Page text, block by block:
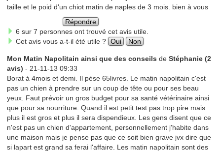
taille et le poid d'un chiot matin de naples de 3 mois. bien à vous
Répondre
6 sur 7 personnes ont trouvé cet avis utile.
Cet avis vous a-t-il été utile ? Oui Non
Mon Matin Napolitain ainsi que des conseils de Stéphanie (2
avis) - 21-11-13 09:33
Borat à 4mois et demi. Il pèse 65livres. Le matin napolitain c'est
pas un chien à prendre sur un coup de tête ou pour ses beau
yeux. Faut prévoir un gros budget pour sa santé vétérinaire ainsi
que pour sa nourriture. Quand il est petit test pas trop pire mais
plus il est gros et plus il sera dispendieux. Les gens disent que ce
n'est pas un chien d'appartement, personnellement j'habite dans
une maison mais je pense pas que ce soit bien grave jvx dire que
si lapart est grand sa ferai l'affaire. Les matin napolitain sont des